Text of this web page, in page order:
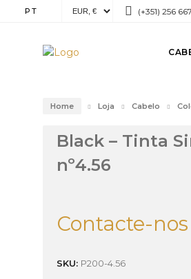
PT (+351) 256
Home Loja Cabelo
Black – Tinta
nº4.56
Contacte-nos
SKU: P200-4.56